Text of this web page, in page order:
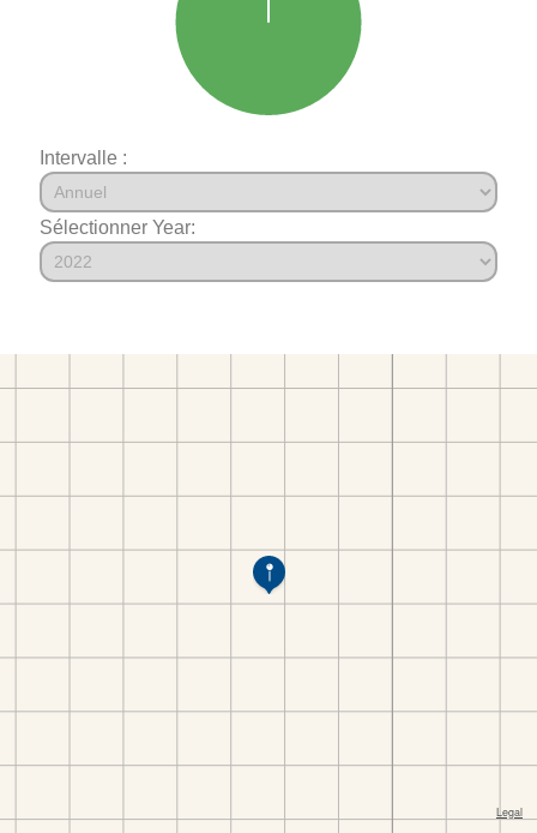
Intervalle :
Sélectionner Year: